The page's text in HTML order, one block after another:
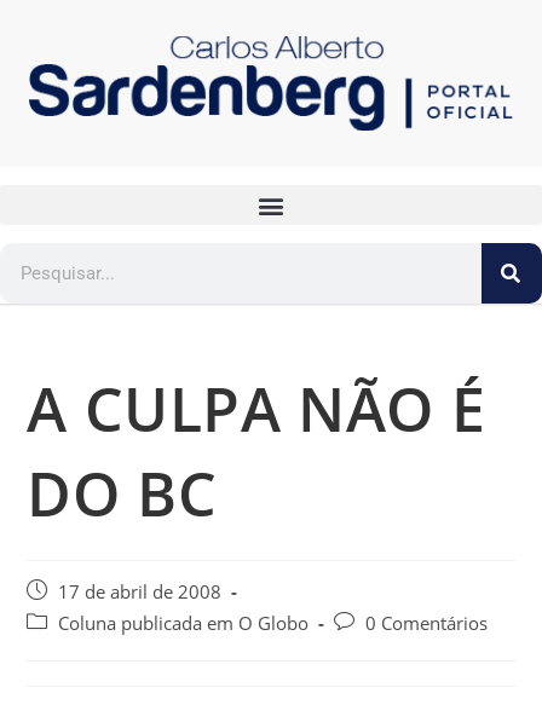
A CULPA NÃO É
DO BC
17 de abril de 2008
Coluna publicada em O Globo
0 Comentários